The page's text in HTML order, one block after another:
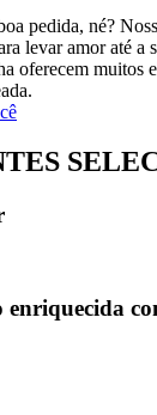
pedida, né?
levar amor até a
oferecem muitos